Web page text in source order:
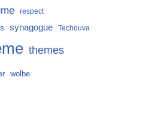
respect
synagogue Techouva
themes
wolbe